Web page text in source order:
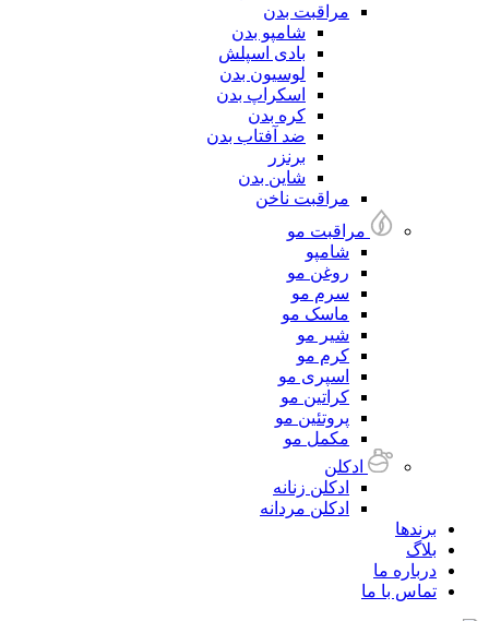
مراقبت بدن
شامپو بدن
بادی اسپلش
لوسیون بدن
اسکراپ بدن
کره بدن
ضد آفتاب بدن
برنزر
شاین بدن
مراقبت ناخن
مراقبت مو
شامپو
روغن مو
سرم مو
ماسک مو
شیر مو
کرم مو
اسپری مو
کراتین مو
پروتئین مو
مکمل مو
ادکلن
ادکلن زنانه
ادکلن مردانه
برندها
بلاگ
درباره ما
تماس با ما